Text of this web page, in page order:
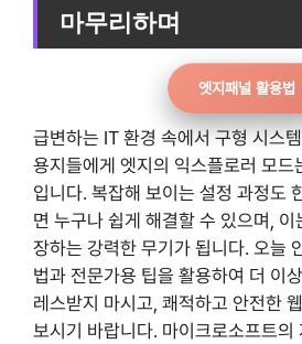
마무리하며
엣지패널 활용법
급변하는 IT 환경 속에서 구형 시스
용지들에게 엣지의 익스플로러 모드
입니다. 복잡해 보이는 설정 과정도
면 누구나 쉽게 해결할 수 있으며,
장하는 강력한 무기가 됩니다. 오늘
법과 전문가용 팁을 활용하여 더 이
레스받지 마시고, 쾌적하고 안전한
보시기 바랍니다. 마이크로소프트의